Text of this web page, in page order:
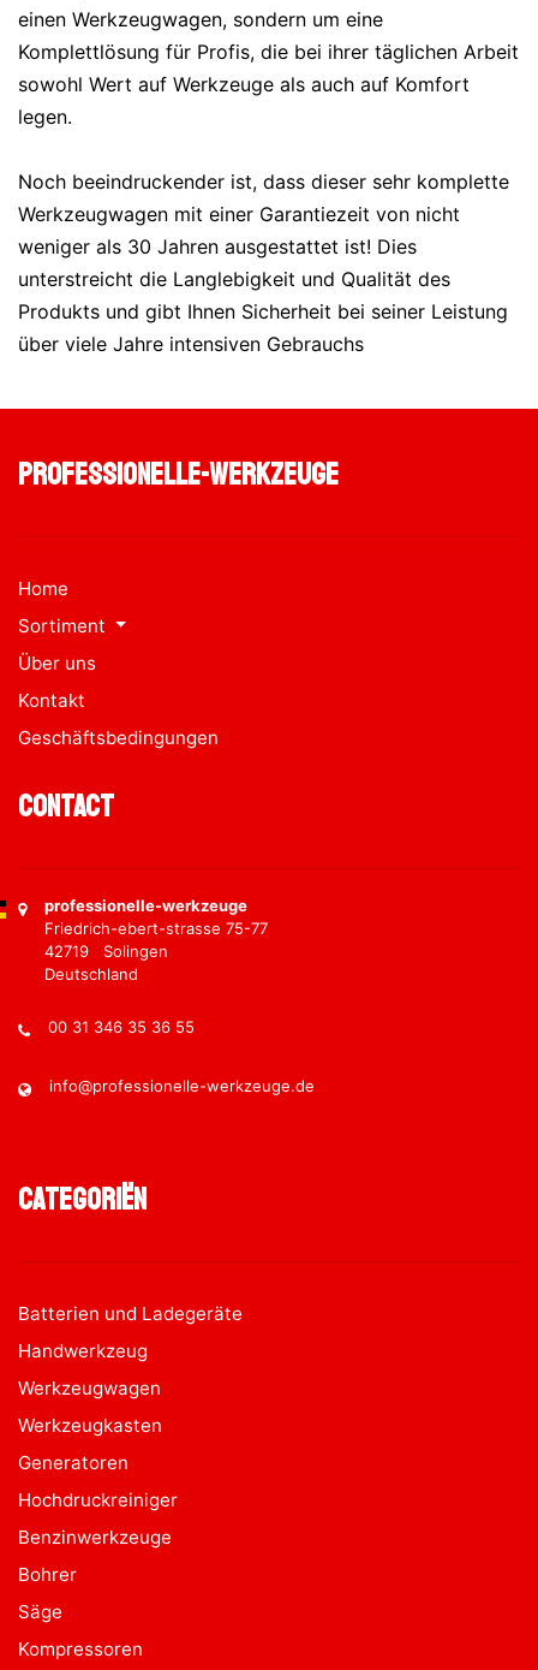
einen Werkzeugwagen, sondern um eine
Komplettlösung für Profis, die bei ihrer täglichen Arbeit
sowohl Wert auf Werkzeuge als auch auf Komfort
legen.
Noch beeindruckender ist, dass dieser sehr komplette
Werkzeugwagen mit einer Garantiezeit von nicht
weniger als 30 Jahren ausgestattet ist! Dies
unterstreicht die Langlebigkeit und Qualität des
Produkts und gibt Ihnen Sicherheit bei seiner Leistung
über viele Jahre intensiven Gebrauchs
professionelle-werkzeuge
Home
Sortiment
Über uns
Kontakt
Geschäftsbedingungen
Contact
professionelle-werkzeuge
Friedrich-ebert-strasse 75-77
42719 Solingen
Deutschland
00 31 346 35 36 55
info@professionelle-werkzeuge.de
Categoriën
Batterien und Ladegeräte
Handwerkzeug
Werkzeugwagen
Werkzeugkasten
Generatoren
Hochdruckreiniger
Benzinwerkzeuge
Bohrer
Säge
Kompressoren